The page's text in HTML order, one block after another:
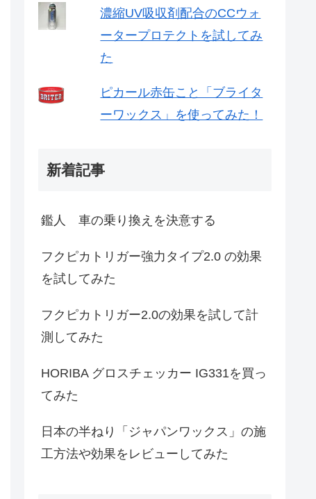
濃縮UV吸収剤配合のCCウォ
ータープロテクトを試してみ
た
ピカール赤缶こと「ブライタ
ーワックス」を使ってみた！
新着記事
鑑人 車の乗り換えを決意する
フクピカトリガー強力タイプ2.0 の効果
を試してみた
フクピカトリガー2.0の効果を試して計
測してみた
HORIBA グロスチェッカー IG331を買っ
てみた
日本の半ねり「ジャパンワックス」の施
工方法や効果をレビューしてみた